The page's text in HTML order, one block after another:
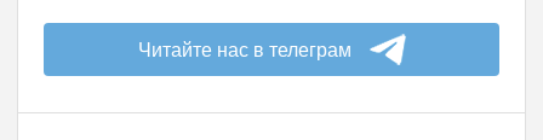
Читайте нас в телеграм